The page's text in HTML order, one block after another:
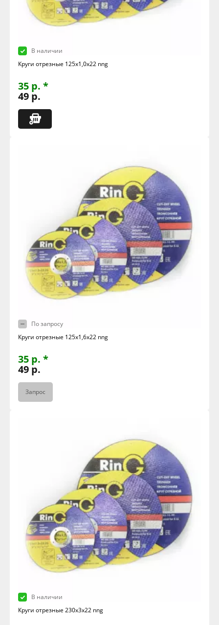
В наличии
Круги отрезные 125х1,0х22 nng
35 р. *
49 р.
По запросу
Круги отрезные 125х1,6х22 nng
35 р. *
49 р.
Запрос
В наличии
Круги отрезные 230х3х22 nng